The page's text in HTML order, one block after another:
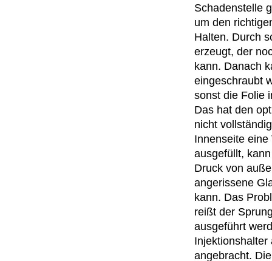
Schadenstelle
um den
Halten. Durch
erzeugt, der
kann. Danach
eingeschraubt
sonst die Folie
Das hat den
nicht
Innenseite
ausgefüllt,
Druck von
angerissene
kann. Das
reißt der
ausgeführt
Injektionshalter
angebracht.